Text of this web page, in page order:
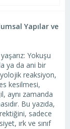
Yapılar ve
Yokuşu
ya da ani bir
reaksiyon,
kesilmesi,
aynı zamanda
Bu yazıda,
sadece
ırk ve sınıf